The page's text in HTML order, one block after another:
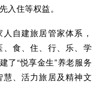
入住等权益。
自建旅居管家体系，
食、住、行、乐、学
了“悦享金生”养老服务
、活力旅居及精神文